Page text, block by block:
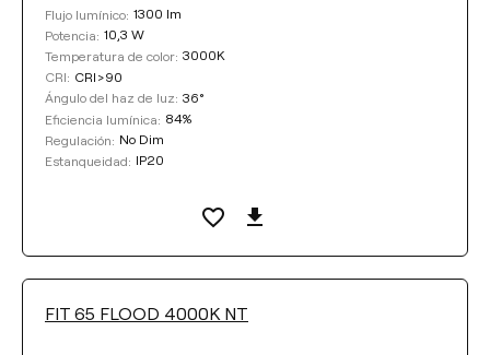
Flujo lumínico: 1300 lm
Potencia: 10,3 W
Temperatura de color: 3000K
CRI: CRI>90
Ángulo del haz de luz: 36°
Eficiencia lumínica: 84%
Regulación: No Dim
Estanqueidad: IP20
FIT 65 FLOOD 4000K NT